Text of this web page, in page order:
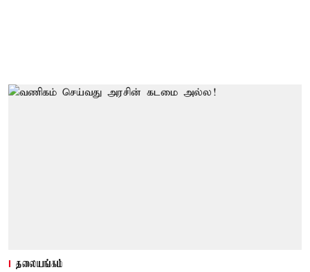
தலையங்கம்